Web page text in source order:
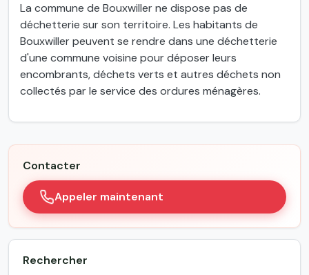
La commune de Bouxwiller ne dispose pas de
déchetterie sur son territoire. Les habitants de
Bouxwiller peuvent se rendre dans une déchetterie
d'une commune voisine pour déposer leurs
encombrants, déchets verts et autres déchets non
collectés par le service des ordures ménagères.
Contacter
Appeler maintenant
Rechercher